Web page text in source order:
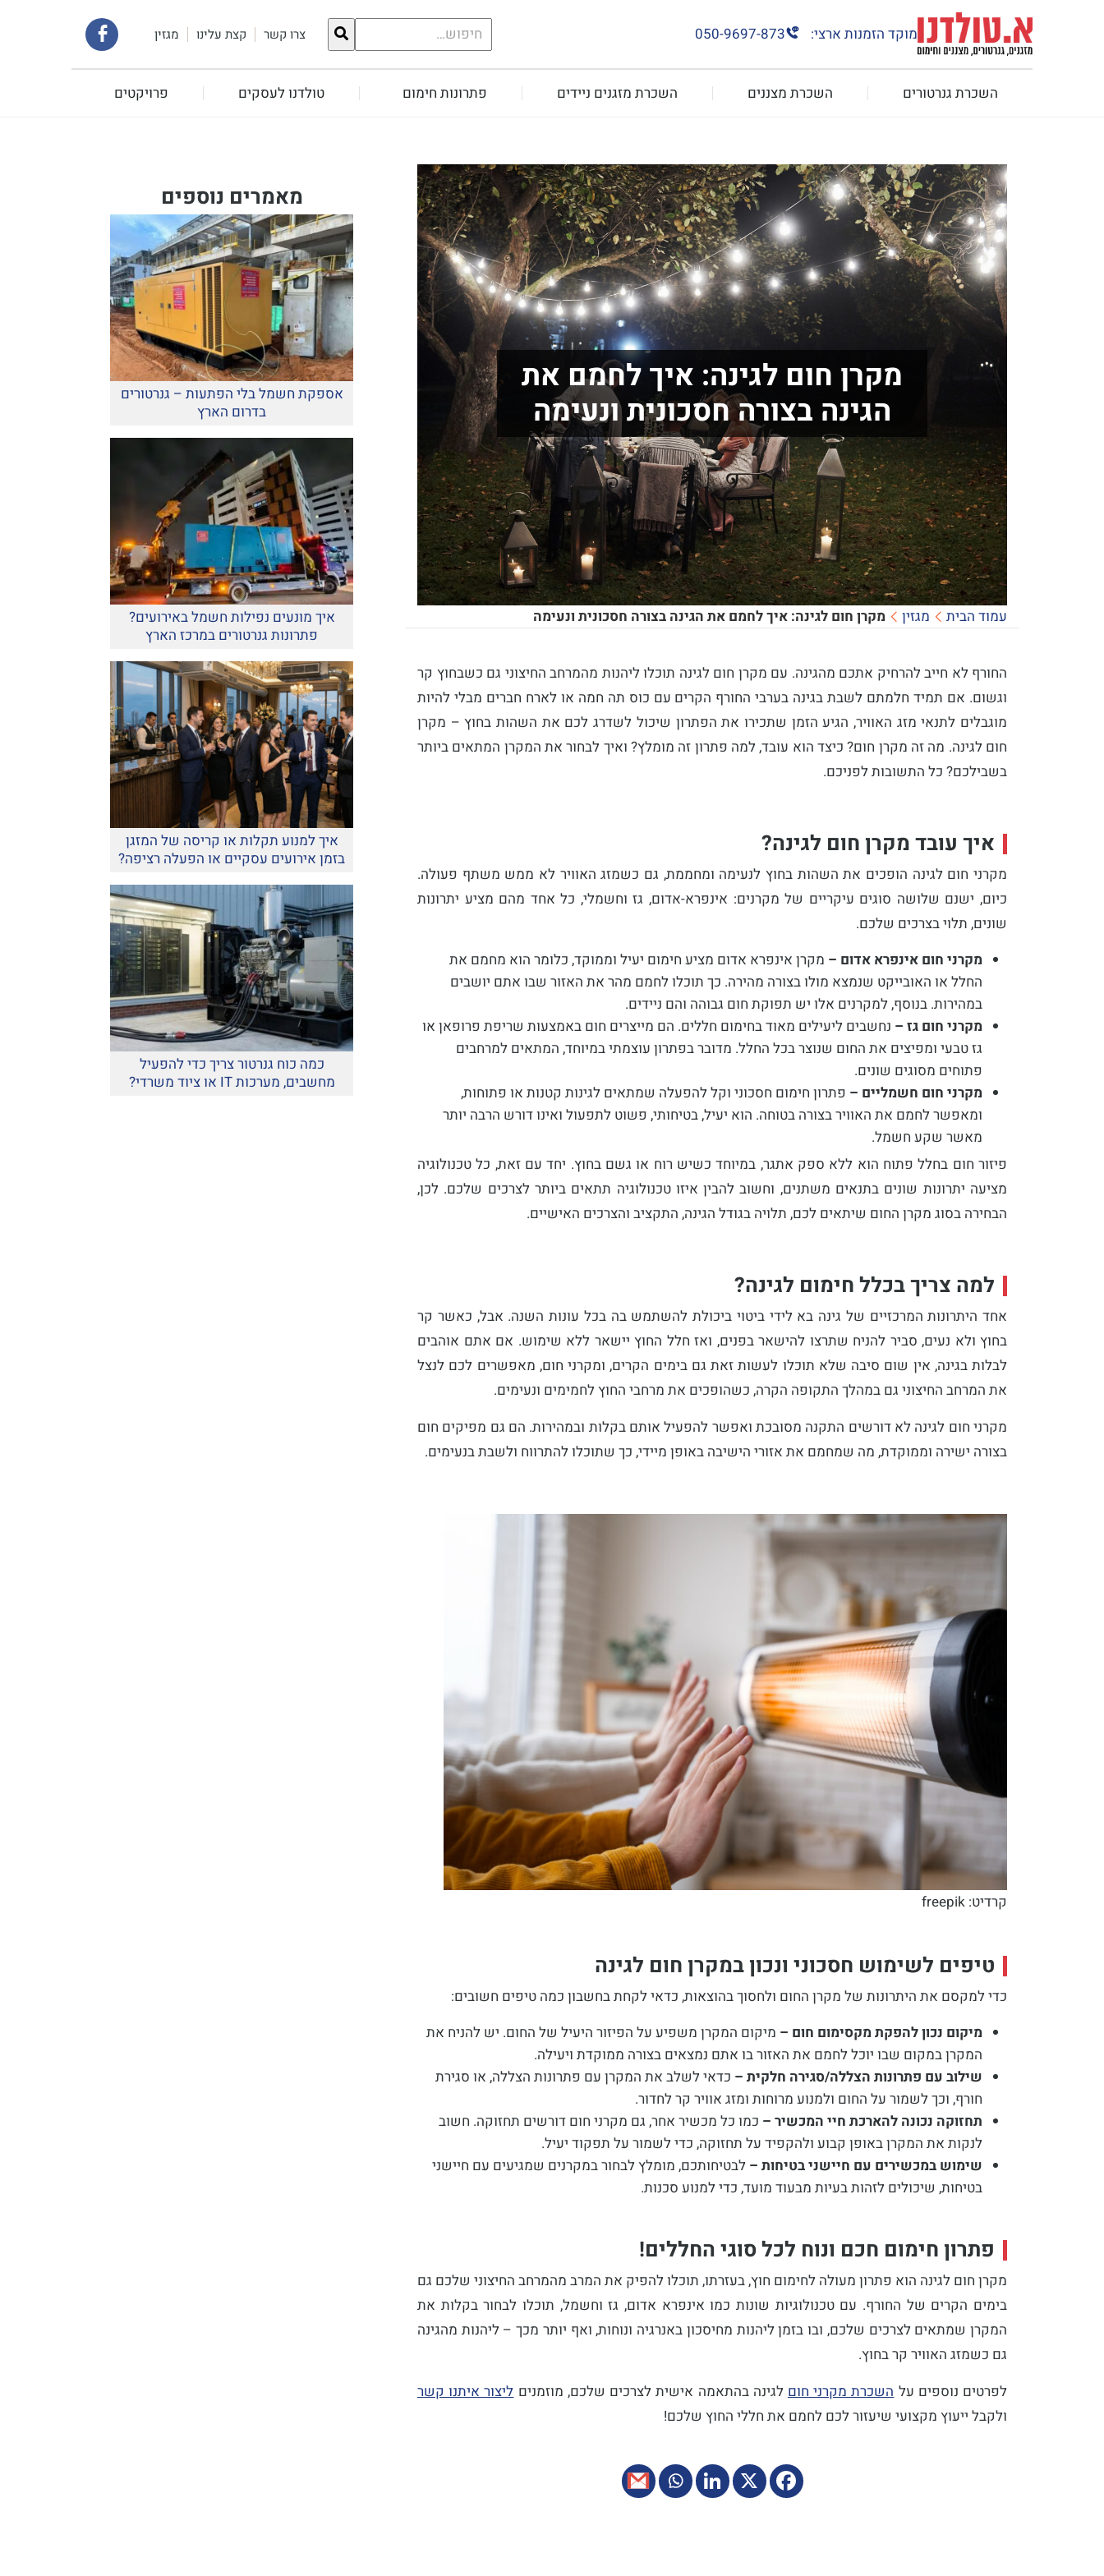
מוקד הזמנות ארצי: 050-9697-873
חיפוש
עבור:
צרו קשר קצת עלינו מגזין
קישור
לעמוד
השכרת גנרטורים השכרת מצננים השכרת מזגנים ניידים פתרונות חימום טולדנו לעסקים פרויקטים
מקרן חום לגינה: איך לחמם את
הגינה בצורה חסכונית ונעימה
עמוד הבית מגזין מקרן חום לגינה: איך לחמם את הגינה בצורה חסכונית ונעימה
החורף לא חייב להרחיק אתכם מהגינה. עם מקרן חום לגינה תוכלו ליהנות מהמרחב החיצוני גם כשבחוץ קר
וגשום. אם תמיד חלמתם לשבת בגינה בערבי החורף הקרים עם כוס תה חמה או לארח חברים מבלי להיות
מוגבלים לתנאי מזג האוויר, הגיע הזמן שתכירו את הפתרון שיכול לשדרג לכם את השהות בחוץ – מקרן
חום לגינה. מה זה מקרן חום? כיצד הוא עובד, למה פתרון זה מומלץ? ואיך לבחור את המקרן המתאים ביותר
בשבילכם? כל התשובות לפניכם.
איך עובד מקרן חום לגינה?
מקרני חום לגינה הופכים את השהות בחוץ לנעימה ומחממת, גם כשמזג האוויר לא ממש משתף פעולה.
כיום, ישנם שלושה סוגים עיקריים של מקרנים: אינפרא-אדום, גז וחשמלי, כל אחד מהם מציע יתרונות
שונים, תלוי בצרכים שלכם.
מקרני חום אינפרא אדום – מקרן אינפרא אדום מציע חימום יעיל וממוקד, כלומר הוא מחמם את
החלל או האובייקט שנמצא מולו בצורה מהירה. כך תוכלו לחמם מהר את האזור שבו אתם יושבים
במהירות. בנוסף, למקרנים אלו יש תפוקת חום גבוהה והם ניידים.
מקרני חום גז – נחשבים ליעילים מאוד בחימום חללים. הם מייצרים חום באמצעות שריפת פרופאן או
גז טבעי ומפיצים את החום שנוצר בכל החלל. מדובר בפתרון עוצמתי במיוחד, המתאים למרחבים
פתוחים מסוגים שונים.
מקרני חום חשמליים – פתרון חימום חסכוני וקל להפעלה שמתאים לגינות קטנות או פתוחות,
ומאפשר לחמם את האוויר בצורה בטוחה. הוא יעיל, בטיחותי, פשוט לתפעול ואינו דורש הרבה יותר
מאשר שקע חשמל.
פיזור חום בחלל פתוח הוא ללא ספק אתגר, במיוחד כשיש רוח או גשם בחוץ. יחד עם זאת, כל טכנולוגיה
מציעה יתרונות שונים בתנאים משתנים, וחשוב להבין איזו טכנולוגיה תתאים ביותר לצרכים שלכם. לכן,
הבחירה בסוג מקרן החום שיתאים לכם, תלויה בגודל הגינה, התקציב והצרכים האישיים.
למה צריך בכלל חימום לגינה?
אחד היתרונות המרכזיים של גינה בא לידי ביטוי ביכולת להשתמש בה בכל עונות השנה. אבל, כאשר קר
בחוץ ולא נעים, סביר להניח שתרצו להישאר בפנים, ואז חלל החוץ יישאר ללא שימוש. אם אתם אוהבים
לבלות בגינה, אין שום סיבה שלא תוכלו לעשות זאת גם בימים הקרים, ומקרני חום, מאפשרים לכם לנצל
את המרחב החיצוני גם במהלך התקופה הקרה, כשהופכים את מרחבי החוץ לחמימים ונעימים.
מקרני חום לגינה לא דורשים התקנה מסובכת ואפשר להפעיל אותם בקלות ובמהירות. הם גם מפיקים חום
בצורה ישירה וממוקדת, מה שמחמם את אזורי הישיבה באופן מיידי, כך שתוכלו להתרווח ולשבת בנעימים.
קרדיט: freepik
טיפים לשימוש חסכוני ונכון במקרן חום לגינה
כדי למקסם את היתרונות של מקרן החום ולחסוך בהוצאות, כדאי לקחת בחשבון כמה טיפים חשובים:
מיקום נכון להפקת מקסימום חום – מיקום המקרן משפיע על הפיזור היעיל של החום. יש להניח את
המקרן במקום שבו יוכל לחמם את האזור בו אתם נמצאים בצורה ממוקדת ויעילה.
שילוב עם פתרונות הצללה/סגירה חלקית – כדאי לשלב את המקרן עם פתרונות הצללה, או סגירת
חורף, וכך לשמור על החום ולמנוע מרוחות ומזג אוויר קר לחדור.
תחזוקה נכונה להארכת חיי המכשיר – כמו כל מכשיר אחר, גם מקרני חום דורשים תחזוקה. חשוב
לנקות את המקרן באופן קבוע ולהקפיד על תחזוקה, כדי לשמור על תפקוד יעיל.
שימוש במכשירים עם חיישני בטיחות – לבטיחותכם, מומלץ לבחור במקרנים שמגיעים עם חיישני
בטיחות, שיכולים לזהות בעיות מבעוד מועד, כדי למנוע סכנות.
פתרון חימום חכם ונוח לכל סוגי החללים!
מקרן חום לגינה הוא פתרון מעולה לחימום חוץ, בעזרתו, תוכלו להפיק את המרב מהמרחב החיצוני שלכם גם
בימים הקרים של החורף. עם טכנולוגיות שונות כמו אינפרא אדום, גז וחשמל, תוכלו לבחור בקלות את
המקרן שמתאים לצרכים שלכם, ובו בזמן ליהנות מחיסכון באנרגיה ונוחות, ואף יותר מכך – ליהנות מהגינה
גם כשמזג האוויר קר בחוץ.
לפרטים נוספים על השכרת מקרני חום לגינה בהתאמה אישית לצרכים שלכם, מוזמנים ליצור איתנו קשר
ולקבל ייעוץ מקצועי שיעזור לכם לחמם את חללי החוץ שלכם!
מאמרים נוספים
אספקת חשמל בלי הפתעות – גנרטורים
בדרום הארץ
איך מונעים נפילות חשמל באירועים?
פתרונות גנרטורים במרכז הארץ
איך למנוע תקלות או קריסה של המזגן
בזמן אירועים עסקיים או הפעלה רציפה?
כמה כוח גנרטור צריך כדי להפעיל
מחשבים, מערכות IT או ציוד משרדי?